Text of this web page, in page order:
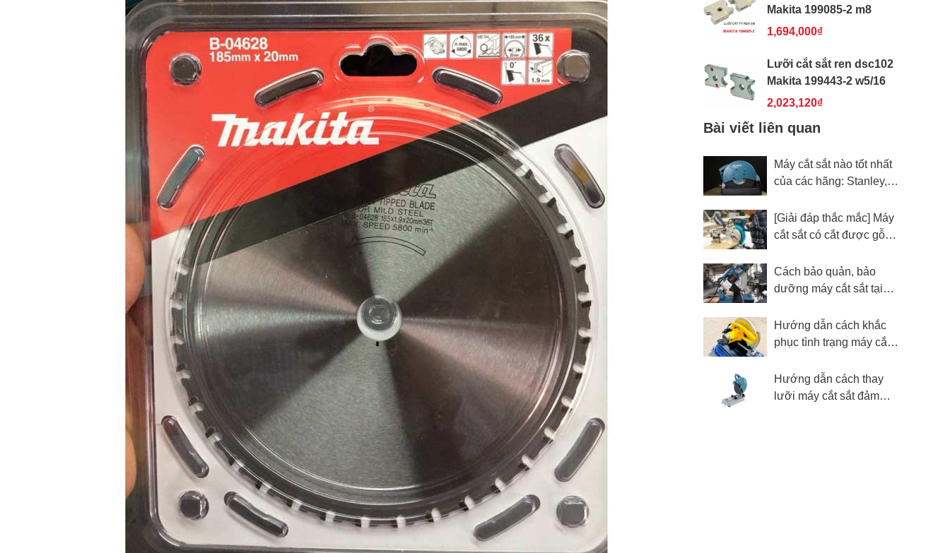
Makita 199085-2 m8
1,694,000₫
Lưỡi cắt sắt ren dsc102
Makita 199443-2 w5/16
2,023,120₫
Bài viết liên quan
Máy cắt sắt nào tốt nhất
của các hãng: Stanley,
[Giải đáp thắc mắc] Máy
cắt sắt có cắt được gỗ
Cách bảo quản, bảo
dưỡng máy cắt sắt tại
Hướng dẫn cách khắc
phục tình trạng máy cắt
Hướng dẫn cách thay
lưỡi máy cắt sắt đảm